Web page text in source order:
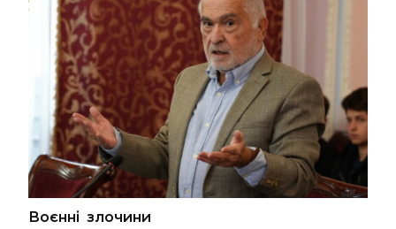
Воєнні злочини